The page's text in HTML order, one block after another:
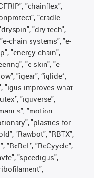
"chainflex",
"cradle-
"dry-tech",
chain systems", "e-
"energy chain",
"e-skin", "e-
"igear", “iglide”,
"igus improves what
"iguverse",
"motion
"plastics for
"Rawbot", "RBTX",
"ReBeL", "ReCyycle",
"speedigus",